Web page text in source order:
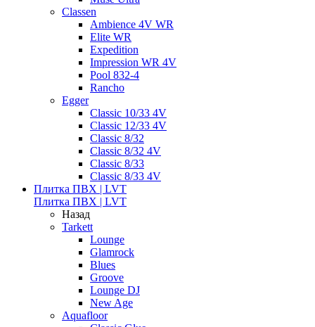
Classen
Ambience 4V WR
Elite WR
Expedition
Impression WR 4V
Pool 832-4
Rancho
Egger
Classic 10/33 4V
Classic 12/33 4V
Classic 8/32
Classic 8/32 4V
Classic 8/33
Classic 8/33 4V
Плитка ПВХ | LVT
Плитка ПВХ | LVT
Назад
Tarkett
Lounge
Glamrock
Blues
Groove
Lounge DJ
New Age
Aquafloor